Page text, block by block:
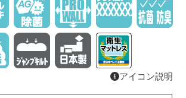
アイコン説明